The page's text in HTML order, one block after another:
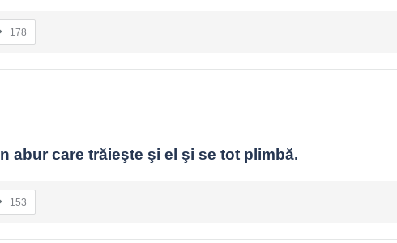
178
abur care trăieşte şi el şi se tot plimbă.
153